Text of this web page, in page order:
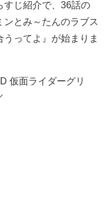
すじ紹介で、36話の
とみ～たんのラブス
うってよ』が始まりま
仮面ライダーグリ